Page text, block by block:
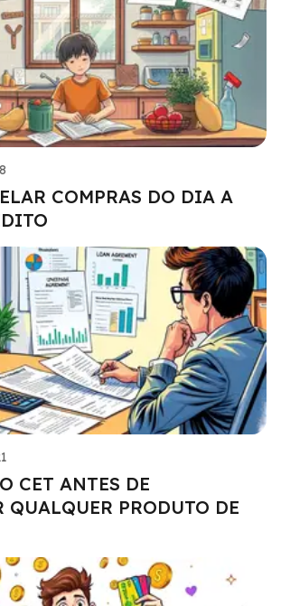
COMPRAS DO DIA A
CET ANTES DE
QUALQUER PRODUTO DE